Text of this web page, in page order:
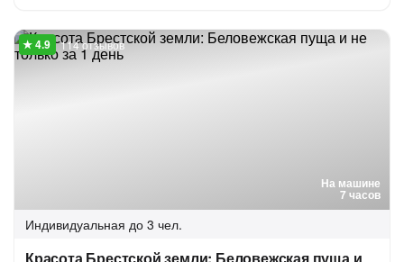
На машине
7 часов
114 отзывов
Индивидуальная до 3 чел.